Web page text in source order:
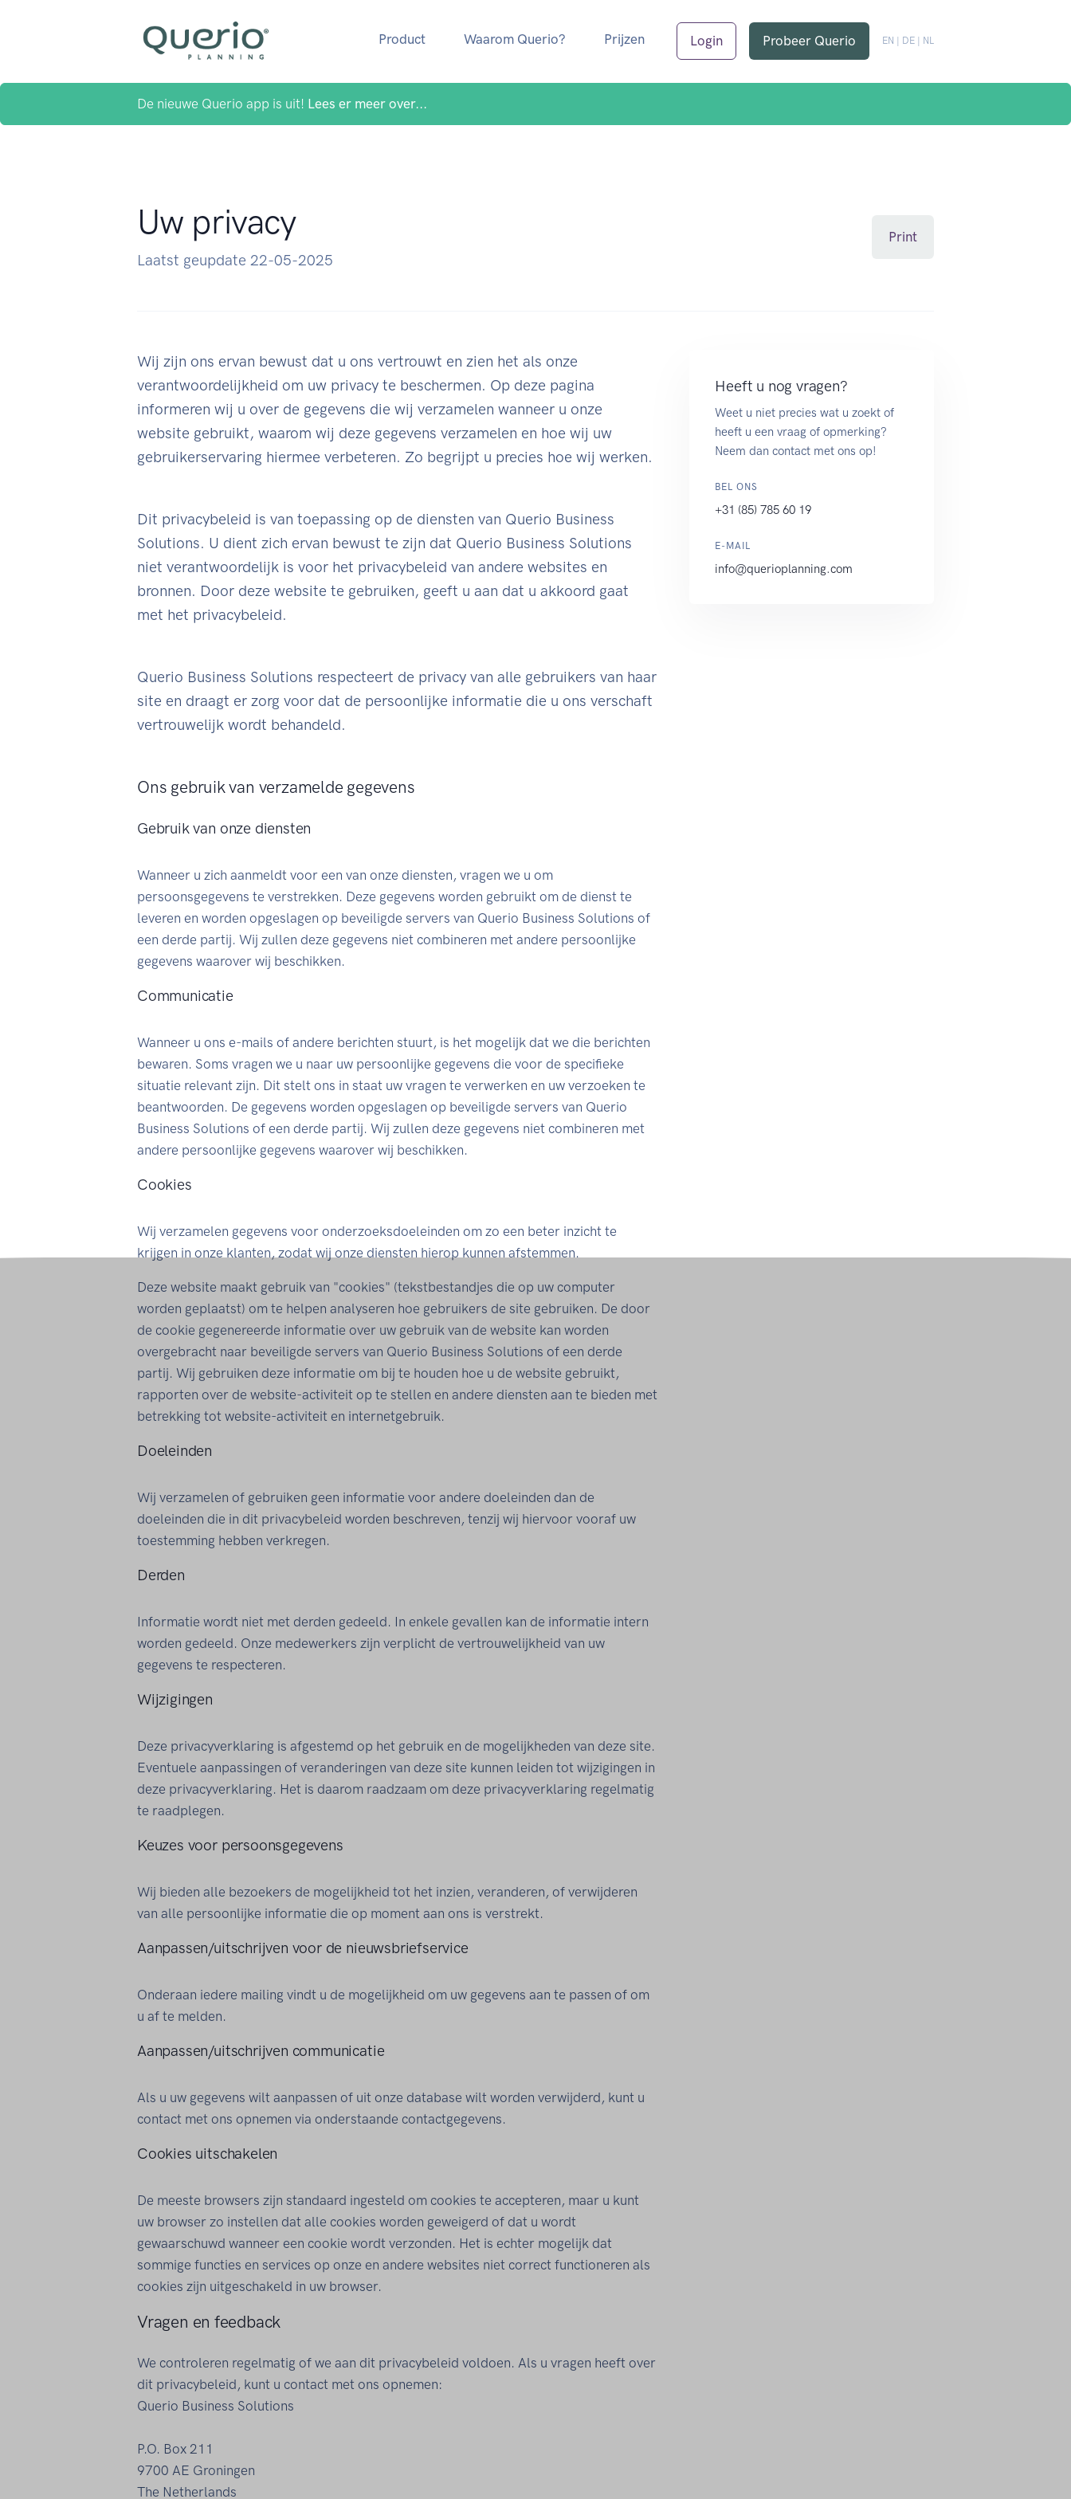
Product Waarom Querio? Prijzen Login Probeer Querio EN DE NL
De nieuwe Querio app is uit! Lees er meer over...
Uw privacy
Laatst geupdate 22-05-2025
Print
Wij zijn ons ervan bewust dat u ons vertrouwt en zien het als onze
verantwoordelijkheid om uw privacy te beschermen. Op deze pagina
informeren wij u over de gegevens die wij verzamelen wanneer u onze
website gebruikt, waarom wij deze gegevens verzamelen en hoe wij uw
gebruikerservaring hiermee verbeteren. Zo begrijpt u precies hoe wij werken.
Dit privacybeleid is van toepassing op de diensten van Querio Business
Solutions. U dient zich ervan bewust te zijn dat Querio Business Solutions
niet verantwoordelijk is voor het privacybeleid van andere websites en
bronnen. Door deze website te gebruiken, geeft u aan dat u akkoord gaat
met het privacybeleid.
Querio Business Solutions respecteert de privacy van alle gebruikers van haar
site en draagt er zorg voor dat de persoonlijke informatie die u ons verschaft
vertrouwelijk wordt behandeld.
Ons gebruik van verzamelde gegevens
Gebruik van onze diensten
Wanneer u zich aanmeldt voor een van onze diensten, vragen we u om
persoonsgegevens te verstrekken. Deze gegevens worden gebruikt om de dienst te
leveren en worden opgeslagen op beveiligde servers van Querio Business Solutions of
een derde partij. Wij zullen deze gegevens niet combineren met andere persoonlijke
gegevens waarover wij beschikken.
Communicatie
Wanneer u ons e-mails of andere berichten stuurt, is het mogelijk dat we die berichten
bewaren. Soms vragen we u naar uw persoonlijke gegevens die voor de specifieke
situatie relevant zijn. Dit stelt ons in staat uw vragen te verwerken en uw verzoeken te
beantwoorden. De gegevens worden opgeslagen op beveiligde servers van Querio
Business Solutions of een derde partij. Wij zullen deze gegevens niet combineren met
andere persoonlijke gegevens waarover wij beschikken.
Cookies
Wij verzamelen gegevens voor onderzoeksdoeleinden om zo een beter inzicht te
krijgen in onze klanten, zodat wij onze diensten hierop kunnen afstemmen.
Deze website maakt gebruik van "cookies" (tekstbestandjes die op uw computer
worden geplaatst) om te helpen analyseren hoe gebruikers de site gebruiken. De door
de cookie gegenereerde informatie over uw gebruik van de website kan worden
overgebracht naar beveiligde servers van Querio Business Solutions of een derde
partij. Wij gebruiken deze informatie om bij te houden hoe u de website gebruikt,
rapporten over de website-activiteit op te stellen en andere diensten aan te bieden met
betrekking tot website-activiteit en internetgebruik.
Doeleinden
Wij verzamelen of gebruiken geen informatie voor andere doeleinden dan de
doeleinden die in dit privacybeleid worden beschreven, tenzij wij hiervoor vooraf uw
toestemming hebben verkregen.
Derden
Informatie wordt niet met derden gedeeld. In enkele gevallen kan de informatie intern
worden gedeeld. Onze medewerkers zijn verplicht de vertrouwelijkheid van uw
gegevens te respecteren.
Wijzigingen
Deze privacyverklaring is afgestemd op het gebruik en de mogelijkheden van deze site.
Eventuele aanpassingen of veranderingen van deze site kunnen leiden tot wijzigingen in
deze privacyverklaring. Het is daarom raadzaam om deze privacyverklaring regelmatig
te raadplegen.
Keuzes voor persoonsgegevens
Wij bieden alle bezoekers de mogelijkheid tot het inzien, veranderen, of verwijderen
van alle persoonlijke informatie die op moment aan ons is verstrekt.
Aanpassen/uitschrijven voor de nieuwsbriefservice
Onderaan iedere mailing vindt u de mogelijkheid om uw gegevens aan te passen of om
u af te melden.
Aanpassen/uitschrijven communicatie
Als u uw gegevens wilt aanpassen of uit onze database wilt worden verwijderd, kunt u
contact met ons opnemen via onderstaande contactgegevens.
Cookies uitschakelen
De meeste browsers zijn standaard ingesteld om cookies te accepteren, maar u kunt
uw browser zo instellen dat alle cookies worden geweigerd of dat u wordt
gewaarschuwd wanneer een cookie wordt verzonden. Het is echter mogelijk dat
sommige functies en services op onze en andere websites niet correct functioneren als
cookies zijn uitgeschakeld in uw browser.
Vragen en feedback
We controleren regelmatig of we aan dit privacybeleid voldoen. Als u vragen heeft over
dit privacybeleid, kunt u contact met ons opnemen:
Querio Business Solutions
P.O. Box 211
9700 AE Groningen
The Netherlands
Heeft u nog vragen?
Weet u niet precies wat u zoekt of
heeft u een vraag of opmerking?
Neem dan contact met ons op!
BEL ONS
+31 (85) 785 60 19
E-MAIL
info@querioplanning.com